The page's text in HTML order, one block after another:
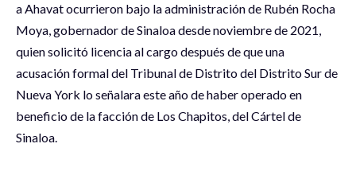
a Ahavat ocurrieron bajo la administración de Rubén Rocha
Moya, gobernador de Sinaloa desde noviembre de 2021,
quien solicitó licencia al cargo después de que una
acusación formal del Tribunal de Distrito del Distrito Sur de
Nueva York lo señalara este año de haber operado en
beneficio de la facción de Los Chapitos, del Cártel de
Sinaloa.